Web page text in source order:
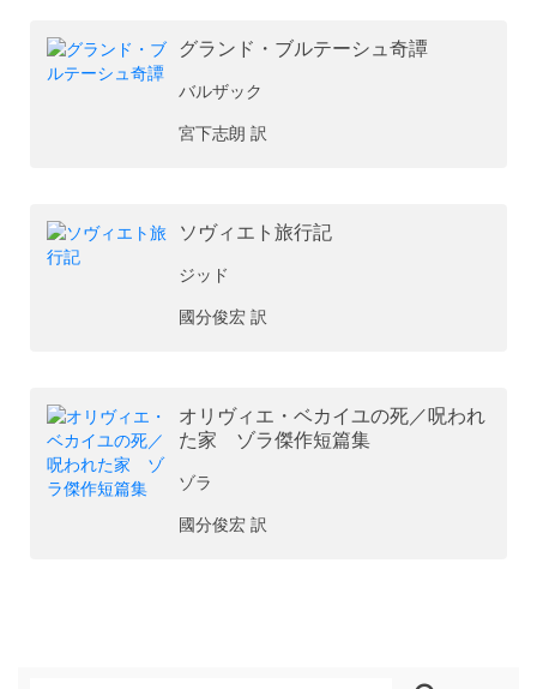
グランド・ブルテーシュ奇譚
バルザック
宮下志朗 訳
ソヴィエト旅行記
ジッド
國分俊宏 訳
オリヴィエ・ベカイユの死／呪われ
た家 ゾラ傑作短篇集
ゾラ
國分俊宏 訳